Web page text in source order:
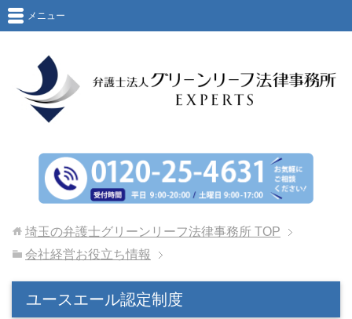
メニュー
埼玉の弁護士グリーンリーフ法律事務所 TOP
会社経営お役立ち情報
ユースエール認定制度